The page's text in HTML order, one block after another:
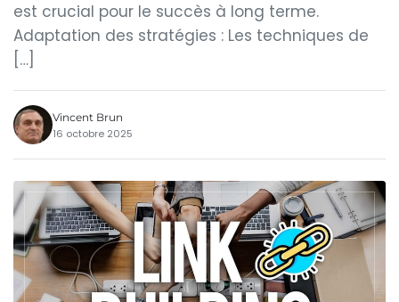
est crucial pour le succès à long terme.
Adaptation des stratégies : Les techniques de
[…]
Vincent Brun
16 octobre 2025